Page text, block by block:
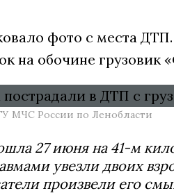
фото с места
на обочине грузовик
МЧС России по Ленобласти
27 июня на 41-м
увезли двоих
произвели его